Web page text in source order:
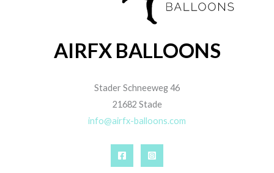
AIRFX BALLOONS
Stader Schneeweg 46
21682 Stade
info@airfx-balloons.com